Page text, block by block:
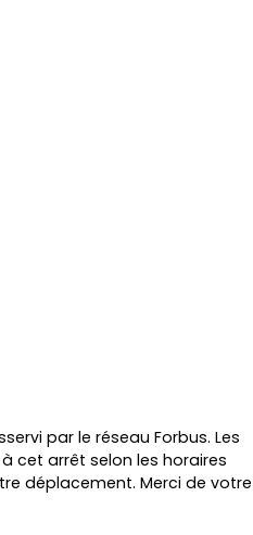
par le réseau Forbus. Les
cet arrêt selon les horaires
déplacement. Merci de votre